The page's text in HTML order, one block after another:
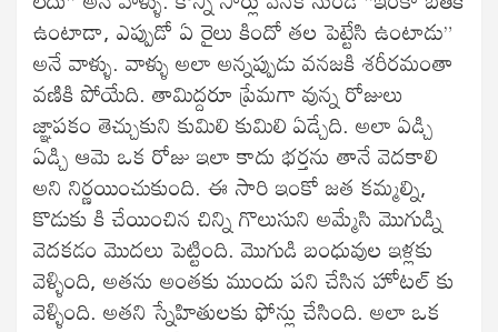
ఉంటాడా, ఎప్పుడో ఏ రైలు కిందో తల పెట్టేసి ఉంటాడు”
అనే వాళ్ళు. వాళ్ళు అలా అన్నప్పుడు వనజకి శరీరమంతా
వణికి పోయేది. తామిద్దరూ ప్రేమగా వున్న రోజులు
జ్ఞాపకం తెచ్చుకుని కుమిలి కుమిలి ఏడ్చేది. అలా ఏడ్చి
ఏడ్చి ఆమె ఒక రోజు ఇలా కాదు భర్తను తానే వెదకాలి
అని నిర్ణయించుకుంది. ఈ సారి ఇంకో జత కమ్మల్ని,
కొడుకు కి చేయించిన చిన్ని గొలుసుని అమ్మేసి మొగుడ్ని
వెదకడం మొదలు పెట్టింది. మొగుడి బంధువుల ఇళ్లకు
వెళ్ళింది, అతను అంతకు ముందు పని చేసిన హోటల్ కు
వెళ్ళింది. అతని స్నేహితులకు ఫోన్లు చేసింది. అలా ఒక